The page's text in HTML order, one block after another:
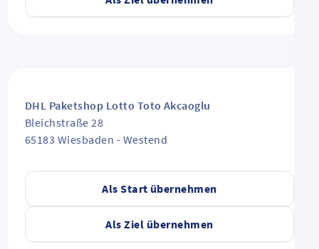
Als Start übernehmen
Als Ziel übernehmen
DHL Paketshop Lotto Toto Akcaoglu
Bleichstraße 28
65183 Wiesbaden - Westend